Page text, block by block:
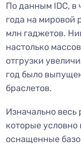
По данным IDC, в
года на мировой
млн гаджетов.
настолько
отгрузки
год было
браслетов.
Изначально весь
которые
оснащенные